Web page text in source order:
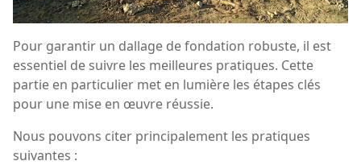
Pour garantir un dallage de fondation robuste, il est
essentiel de suivre les meilleures pratiques. Cette
partie en particulier met en lumière les étapes clés
pour une mise en œuvre réussie.
Nous pouvons citer principalement les pratiques
suivantes :